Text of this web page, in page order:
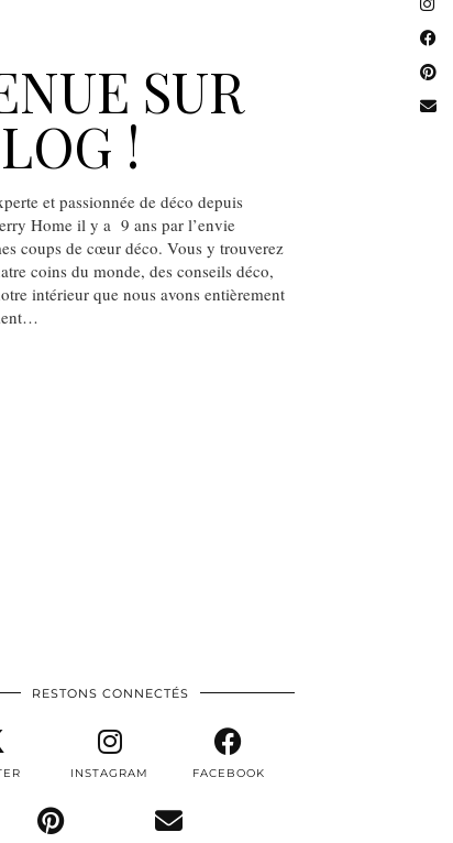
SUR
!
et passionnée de déco depuis
Home il y a 9 ans par l’envie
coups de cœur déco. Vous y trouverez
coins du monde, des conseils déco,
intérieur que nous avons entièrement
RESTONS CONNECTÉS
INSTAGRAM FACEBOOK